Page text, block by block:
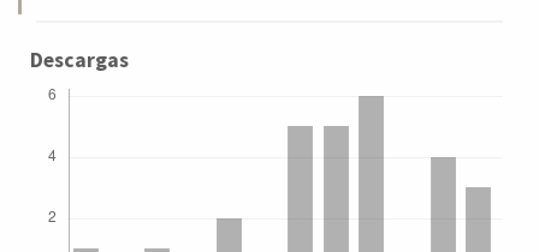
Descargas